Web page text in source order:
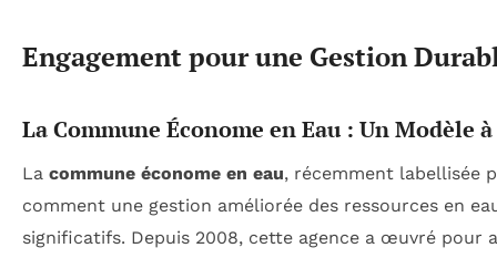
Engagement pour une Gestion
La Commune Économe en Eau : Un Modèle
La commune économe en eau, récemment labellisée
comment une gestion améliorée des ressources en
significatifs. Depuis 2008, cette agence a œuvré pour